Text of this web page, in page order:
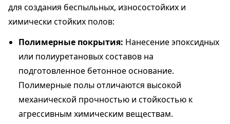
для создания беспыльных, износостойких и
химически стойких полов:
Полимерные покрытия: Нанесение эпоксидных
или полиуретановых составов на
подготовленное бетонное основание.
Полимерные полы отличаются высокой
механической прочностью и стойкостью к
агрессивным химическим веществам.